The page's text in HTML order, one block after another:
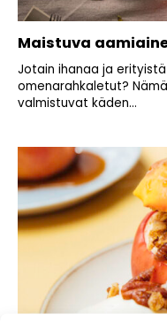
Maistuva
Jotain ihanaa ja
omenarahkaletut?
valmistuvat käden...